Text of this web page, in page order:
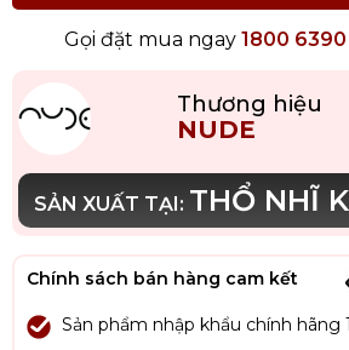
Gọi đặt mua ngay 1800 6390
Thương hiệu
NUDE
SẢN XUẤT TẠI: THỔ NHĨ
Chính sách bán hàng cam kết
Sản phẩm nhập khẩu chính hãng